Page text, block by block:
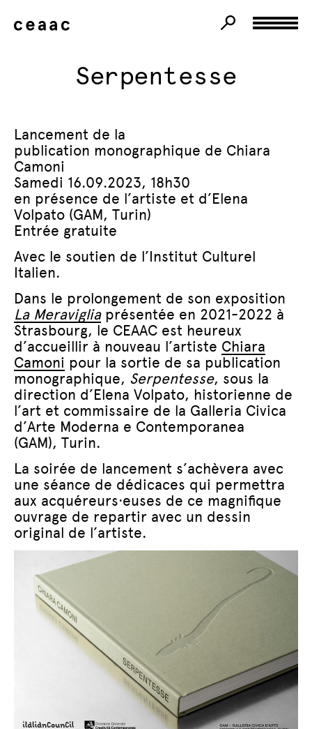
Serpentesse
Lancement de la
publication monographique de Chiara
Camoni
Samedi 16.09.2023, 18h30
en présence de l’artiste et d’Elena
Volpato (GAM, Turin)
Entrée gratuite
Avec le soutien de l’Institut Culturel
Italien.
Dans le prolongement de son exposition
La Meraviglia présentée en 2021-2022 à
Strasbourg, le CEAAC est heureux
d’accueillir à nouveau l’artiste Chiara
Camoni pour la sortie de sa publication
monographique, Serpentesse, sous la
direction d’Elena Volpato, historienne de
l’art et commissaire de la Galleria Civica
d’Arte Moderna e Contemporanea
(GAM), Turin.
La soirée de lancement s’achèvera avec
une séance de dédicaces qui permettra
aux acquéreurs·euses de ce magnifique
ouvrage de repartir avec un dessin
original de l’artiste.